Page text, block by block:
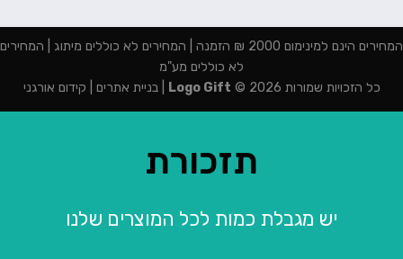
המחירים הינם למינימום 2000 ₪ הזמנה | המחירים לא כוללים מיתוג | המחירים
לא כוללים מע"מ
כל הזכויות שמורות 2026 ©
Logo Gift
|בניית אתרים קידום אורגני
תזכורת
יש מגבלת כמות לכל המוצרים שלנו